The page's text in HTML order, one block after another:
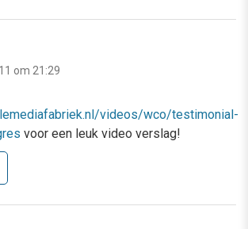
om 21:29
videos/wco/testimonial-
voor een leuk video verslag!